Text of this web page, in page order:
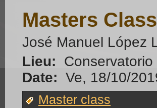
Masters Class
José Manuel López
Lieu:
Date: Ve, 18/10/
Master class